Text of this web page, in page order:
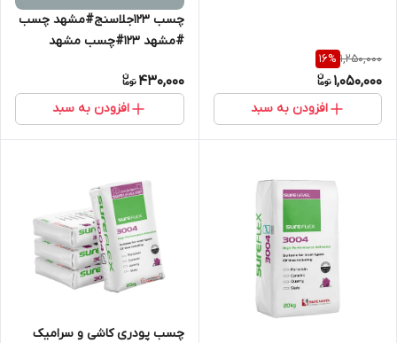
1,250,000
16%
1,050,000
افزودن به سبد
چسب 123جلاسنج#مشهد چسب
#مشهد 123#چسب مشهد
430,000
افزودن به سبد
چسب پودری کاشی و سرامیک